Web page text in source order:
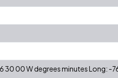
30 00 W degrees minutes Long: -